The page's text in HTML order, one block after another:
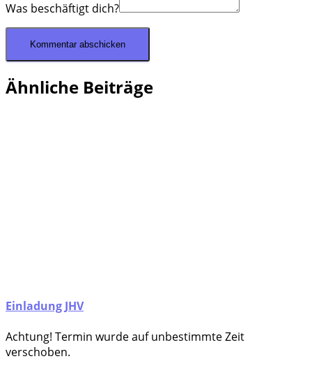
Was beschäftigt dich?
Ähnliche Beiträge
Einladung JHV
Ach­tung! Ter­min wur­de auf unbe­stimm­te Zeit
verschoben.